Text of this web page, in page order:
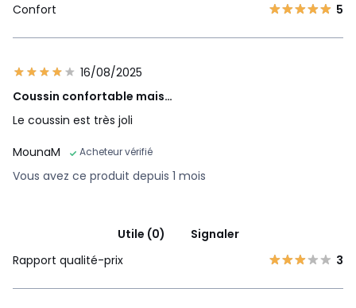
Confort 5
16/08/2025
Coussin confortable mais…
Le coussin est très joli
MounaM
Acheteur vérifié
Vous avez ce produit depuis 1 mois
Utile (0)
Signaler
Rapport qualité-prix
3